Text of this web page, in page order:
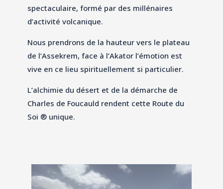
spectaculaire, formé par des millénaires
d’activité volcanique.
Nous prendrons de la hauteur vers le plateau
de l’Assekrem, face à l’Akator l’émotion est
vive en ce lieu spirituellement si particulier.
L’alchimie du désert et de la démarche de
Charles de Foucauld rendent cette Route du
Soi ® unique.